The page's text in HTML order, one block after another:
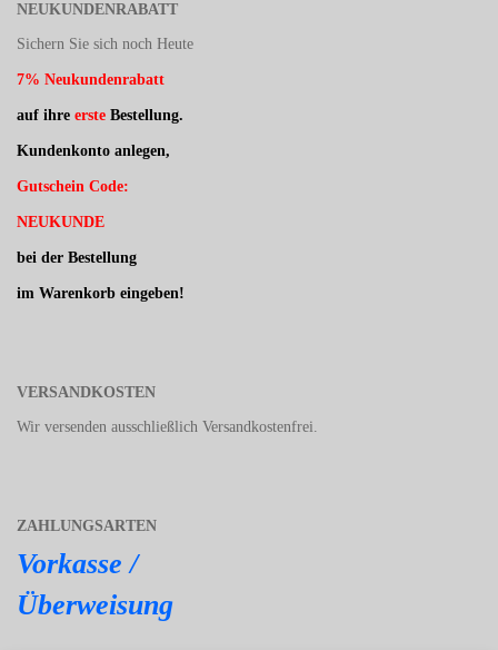
NEUKUNDENRABATT
Sichern Sie sich noch Heute
7% Neukundenrabatt
auf ihre erste Bestellung.
Kundenkonto anlegen,
Gutschein Code:
NEUKUNDE
bei der Bestellung
im Warenkorb eingeben!
VERSANDKOSTEN
Wir versenden ausschließlich Versandkostenfrei.
ZAHLUNGSARTEN
Vorkasse /
Überweisung